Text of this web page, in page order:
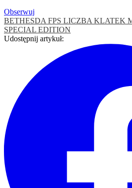
Obserwuj
BETHESDA FPS LICZBA KLATEK
SPECIAL EDITION
Udostępnij artykuł: